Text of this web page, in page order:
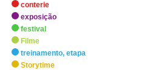
conterie
exposição
festival
Filme
treinamento, etapa
Storytime